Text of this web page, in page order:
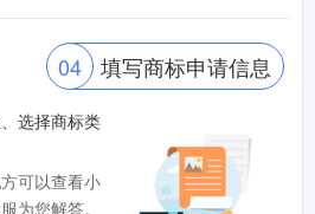
04 填写商标申请信息
选择商标类
可以查看小
为您解答。